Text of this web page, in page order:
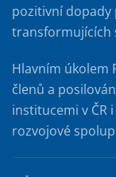
pozitivní dopady
transformujících
Hlavním úkolem
členů a
institucemi v ČR
rozvojové